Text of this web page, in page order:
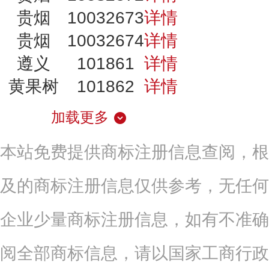
贵烟
10032673详情
贵烟
10032674详情
遵义
101861 详情
黄果树
101862 详情
加载更多
本站免费提供商标注册信息查阅，
及的商标注册信息仅供参考，无任
企业少量商标注册信息，如有不准
阅全部商标信息，请以国家工商行